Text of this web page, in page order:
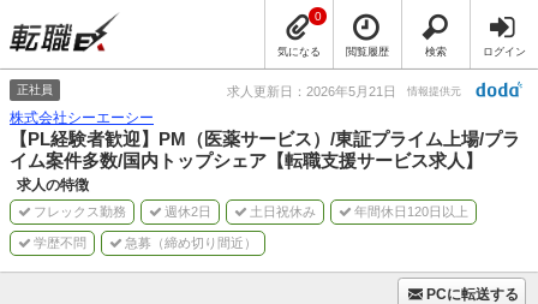
気になる
0
閲覧履歴 検索 ログイン
正社員 求人更新日：2026年5月21日 情報提供元
株式会社シーエーシー
【PL経験者歓迎】PM（医薬サービス）/東証プライム上場/プラ
イム案件多数/国内トップシェア【転職支援サービス求人】
求人の特徴
フレックス勤務 週休2日 土日祝休み 年間休日120日以上
学歴不問 急募（締め切り間近）
PCに転送する